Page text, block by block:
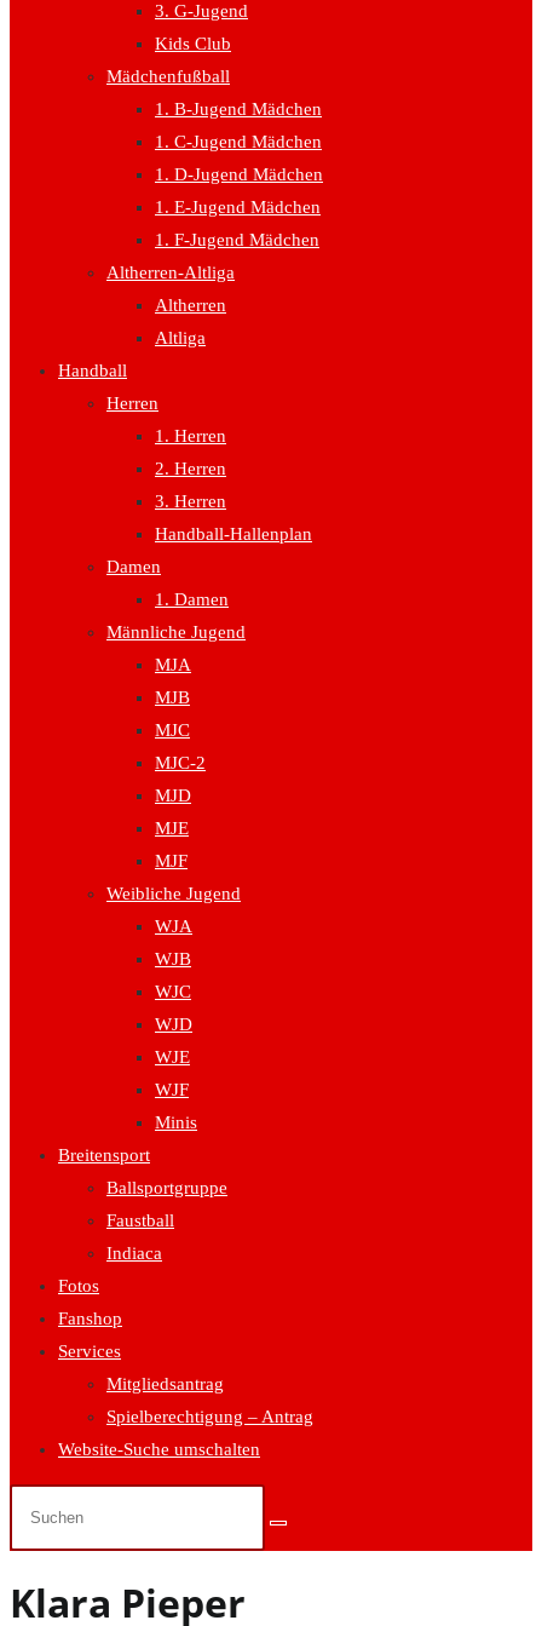
3. G-Jugend
Kids Club
Mädchenfußball
1. B-Jugend Mädchen
1. C-Jugend Mädchen
1. D-Jugend Mädchen
1. E-Jugend Mädchen
1. F-Jugend Mädchen
Altherren-Altliga
Altherren
Altliga
Handball
Herren
1. Herren
2. Herren
3. Herren
Handball-Hallenplan
Damen
1. Damen
Männliche Jugend
MJA
MJB
MJC
MJC-2
MJD
MJE
MJF
Weibliche Jugend
WJA
WJB
WJC
WJD
WJE
WJF
Minis
Breitensport
Ballsportgruppe
Faustball
Indiaca
Fotos
Fanshop
Services
Mitgliedsantrag
Spielberechtigung – Antrag
Website-Suche umschalten
Klara Pieper